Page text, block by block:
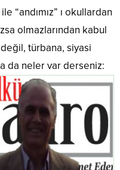
“andımız” ı okullardan
olmazlarından kabul
türbana, siyasi
da neler var derseniz: